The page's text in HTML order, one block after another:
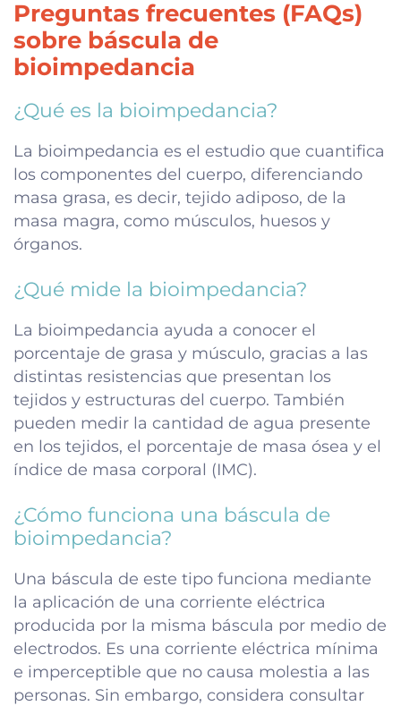
Preguntas frecuentes (FAQs)
sobre báscula de
bioimpedancia
¿Qué es la bioimpedancia?
La bioimpedancia es el estudio que cuantifica
los componentes del cuerpo, diferenciando
masa grasa, es decir, tejido adiposo, de la
masa magra, como músculos, huesos y
órganos.
¿Qué mide la bioimpedancia?
La bioimpedancia ayuda a conocer el
porcentaje de grasa y músculo, gracias a las
distintas resistencias que presentan los
tejidos y estructuras del cuerpo. También
pueden medir la cantidad de agua presente
en los tejidos, el porcentaje de masa ósea y el
índice de masa corporal (IMC).
¿Cómo funciona una báscula de
bioimpedancia?
Una báscula de este tipo funciona mediante
la aplicación de una corriente eléctrica
producida por la misma báscula por medio de
electrodos. Es una corriente eléctrica mínima
e imperceptible que no causa molestia a las
personas. Sin embargo, considera consultar